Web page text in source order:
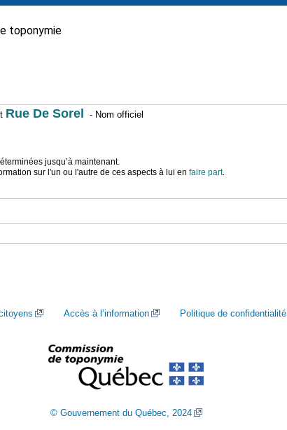
toponymie
Rue De Sorel - Nom officiel
jusqu’à maintenant.
sur l'un ou l'autre de ces aspects à lui en faire part.
Accès à l’information Politique de confidentialité
© Gouvernement du Québec, 2024